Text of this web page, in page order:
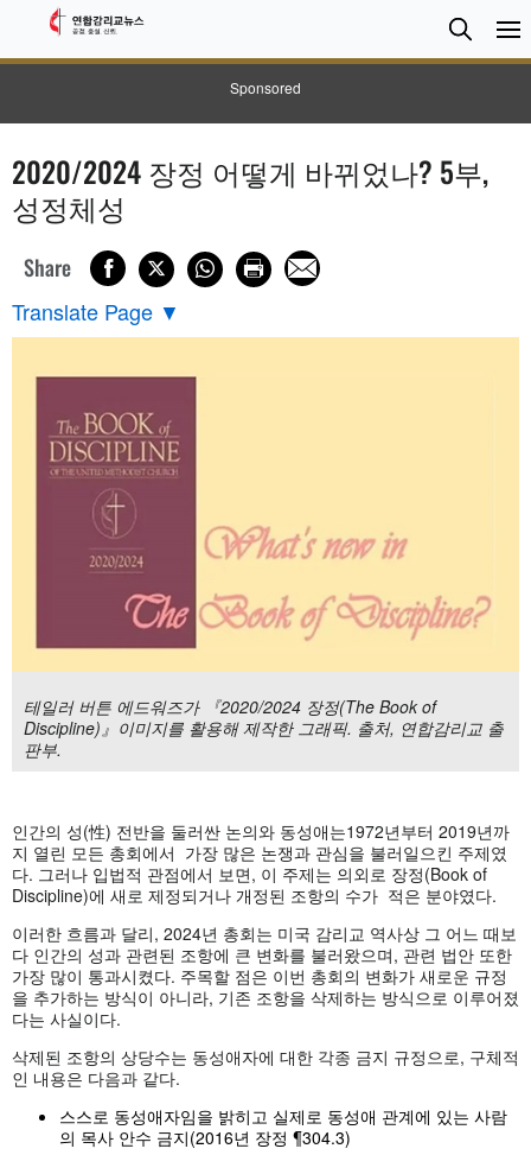
Sponsored
검
색
Search
2020/2024 장정 어떻게 바뀌었나? 5부,
성정체성
Share
Translate Page ▼
테일러 버튼 에드워즈가 『2020/2024 장정(The Book of
Discipline)』이미지를 활용해 제작한 그래픽. 출처, 연합감리교 출
판부.
인간의 성(性) 전반을 둘러싼 논의와 동성애는1972년부터 2019년까
지 열린 모든 총회에서 가장 많은 논쟁과 관심을 불러일으킨 주제였
다. 그러나 입법적 관점에서 보면, 이 주제는 의외로 장정(Book of
Discipline)에 새로 제정되거나 개정된 조항의 수가 적은 분야였다.
이러한 흐름과 달리, 2024년 총회는 미국 감리교 역사상 그 어느 때보
다 인간의 성과 관련된 조항에 큰 변화를 불러왔으며, 관련 법안 또한
가장 많이 통과시켰다. 주목할 점은 이번 총회의 변화가 새로운 규정
을 추가하는 방식이 아니라, 기존 조항을 삭제하는 방식으로 이루어졌
다는 사실이다.
삭제된 조항의 상당수는 동성애자에 대한 각종 금지 규정으로, 구체적
인 내용은 다음과 같다.
스스로 동성애자임을 밝히고 실제로 동성애 관계에 있는 사람
의 목사 안수 금지(2016년 장정 ¶304.3)